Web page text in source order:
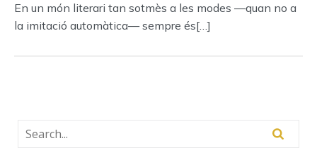
En un món literari tan sotmès a les modes —quan no a
la imitació automàtica— sempre és[…]